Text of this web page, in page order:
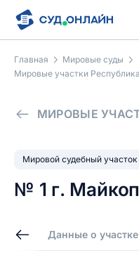
Главная
Мировые суды
Мировые участки
МИРОВЫЕ
Мировой судебный участок
№ 1 г.
Данные о участке